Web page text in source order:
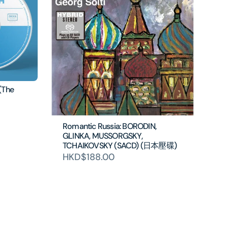
Romantic Russia: BORODIN,
GLINKA, MUSSORGSKY,
TCHAIKOVSKY (SACD) (日本壓碟)
HKD$188.00